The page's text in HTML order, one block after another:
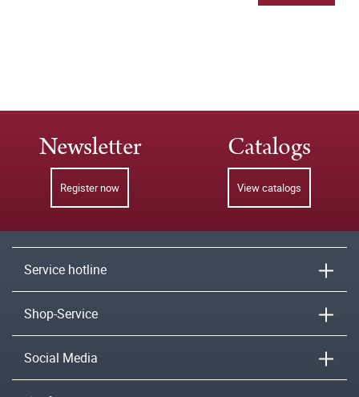
Newsletter
Register now
Catalogs
View catalogs
Service hotline
Shop-Service
Social Media